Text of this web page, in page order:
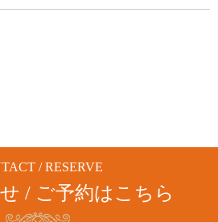
/ RESERVE
/ ご予約はこちら